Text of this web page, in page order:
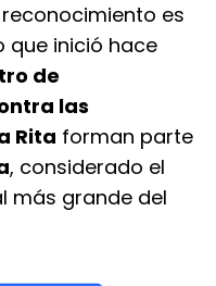
es
que inició hace
de
las
Rita forman parte
, considerado el
más grande del